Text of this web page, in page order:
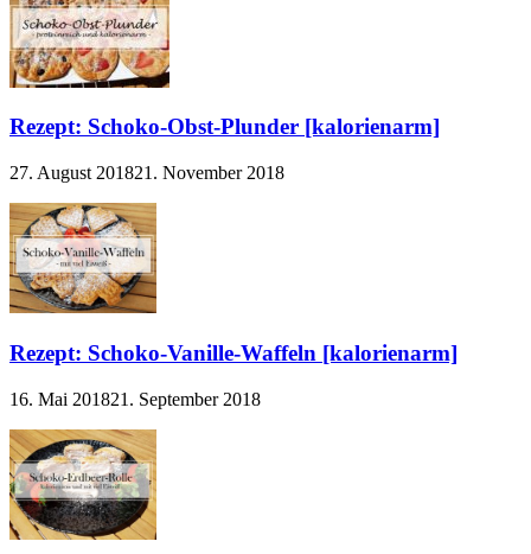
Rezept: Schoko-Obst-Plunder [kalorienarm]
27. August 201821. November 2018
Rezept: Schoko-Vanille-Waffeln [kalorienarm]
16. Mai 201821. September 2018